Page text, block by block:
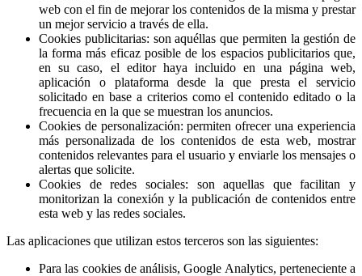
web con el fin de mejorar los contenidos de la misma y prestar
un mejor servicio a través de ella.
Cookies publicitarias: son aquéllas que permiten la gestión de
la forma más eficaz posible de los espacios publicitarios que,
en su caso, el editor haya incluido en una página web,
aplicación o plataforma desde la que presta el servicio
solicitado en base a criterios como el contenido editado o la
frecuencia en la que se muestran los anuncios.
Cookies de personalización: permiten ofrecer una experiencia
más personalizada de los contenidos de esta web, mostrar
contenidos relevantes para el usuario y enviarle los mensajes o
alertas que solicite.
Cookies de redes sociales: son aquellas que facilitan y
monitorizan la conexión y la publicación de contenidos entre
esta web y las redes sociales.
Las aplicaciones que utilizan estos terceros son las siguientes:
Para las cookies de análisis, Google Analytics, perteneciente a